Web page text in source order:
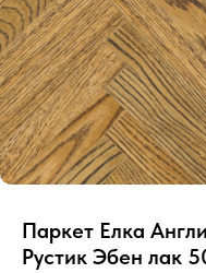
Паркет Елка
Рустик Эбен лак